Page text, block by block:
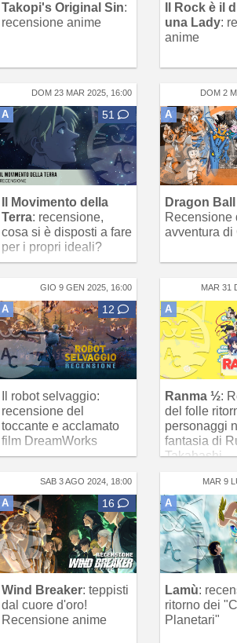
Takopi's Original Sin:
recensione anime
Il Rock è il
una Lady:
anime
DOM 23 MAR 2025, 16:00
A 51
Il Movimento della
Terra: recensione,
cosa si è disposti a fare
per i propri ideali?
DOM 2
A
Dragon
Recensione
avventura di
GIO 9 GEN 2025, 16:00
A 12
Il robot selvaggio:
recensione del
toccante e acclamato
film DreamWorks
MAR 31
A
Ranma ½:
del folle
personaggi
fantasia di
Takahashi
SAB 3 AGO 2024, 18:00
A 16
Wind Breaker: teppisti
dal cuore d'oro!
Recensione anime
MAR 9
A
Lamù:
ritorno dei
Planetari"